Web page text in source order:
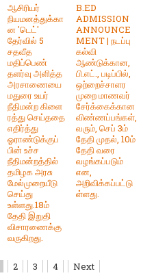
ஆசிரியர்
நியமனத்துக்கா
ன 'டெட்'
தேர்வில் 5
சதவீத
மதிப்பெண்
தளர்வு அளித்த
அரசாணையை
மதுரை உயர்
நீதிமன்ற கிளை
ரத்து செய்ததை
எதிர்த்து
ஓராண்டுக்குப்
பின் உச்ச
நீதிமன்றத்தில்
தமிழக அரசு
மேல்முறையீடு
செய்து
உள்ளது.18ம்
தேதி இறுதி
விசாரணைக்கு
வருகிறது.
B.ED
ADMISSION
ANNOUNCE
MENT | நடப்பு
கல்வி
ஆண்டுக்கான,
பி.எட்., படிப்பில்,
ஒற்றைச்சாளர
முறை மாணவர்
சேர்க்கைக்கான
விண்ணப்பங்கள்,
வரும், செப் 3ம்
தேதி முதல், 10ம்
தேதி வரை
வழங்கப்படும்
என,
அறிவிக்கப்பட்டு
ள்ளது.
2 3 4 Next